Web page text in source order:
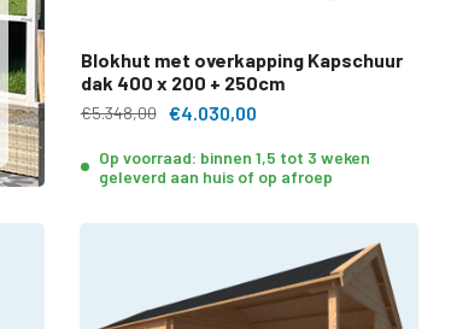
Blokhut met overkapping Kapschuur
dak 400 x 200 + 250cm
€5.348,00 €4.030,00
Op voorraad: binnen 1,5 tot 3 weken
geleverd aan huis of op afroep